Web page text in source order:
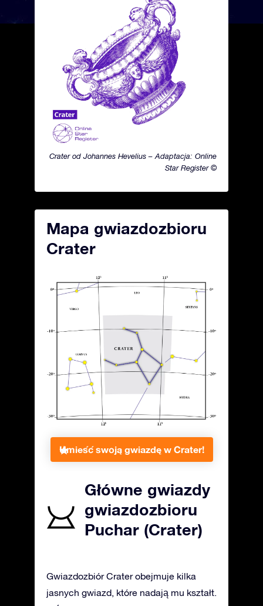
Crater od Johannes Hevelius – Adaptacja: Online
Star Register ©
Mapa gwiazdozbioru
Crater
Umieść swoją gwiazdę w Crater!
Główne gwiazdy
gwiazdozbioru
Puchar (Crater)
Gwiazdozbiór Crater obejmuje kilka
jasnych gwiazd, które nadają mu kształt.